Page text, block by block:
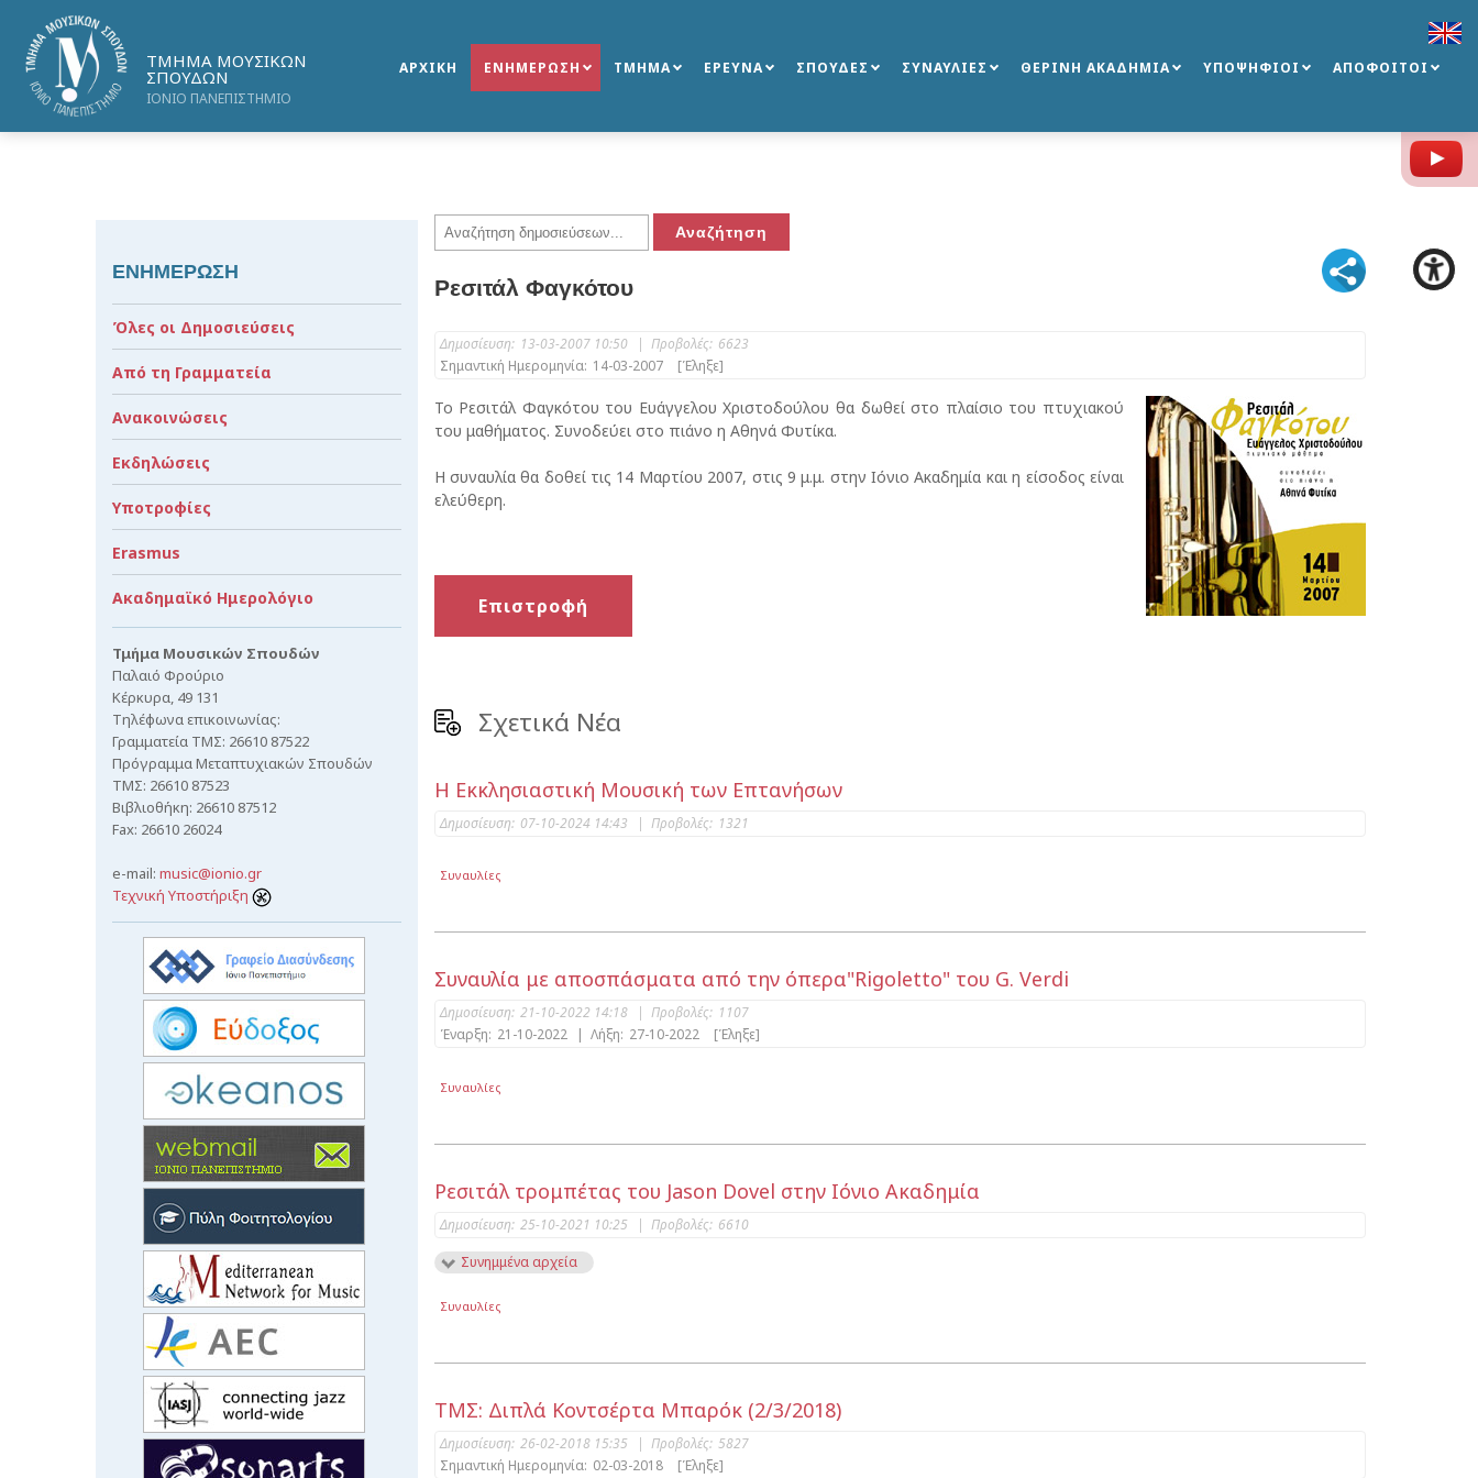
ΤΜΗΜΑ ΜΟΥΣΙΚΩΝ
ΣΠΟΥΔΩΝ
ΙΟΝΙΟ ΠΑΝΕΠΙΣΤΗΜΙΟ
ΑΡΧΙΚΗ ΕΝΗΜΕΡΩΣΗ ΤΜΗΜΑ ΕΡΕΥΝΑ ΣΠΟΥΔΕΣ ΣΥΝΑΥΛΙΕΣ ΘΕΡΙΝΗ ΑΚΑΔΗΜΙΑ ΥΠΟΨΗΦΙΟΙ ΑΠΟΦΟΙΤΟΙ
Ρεσιτάλ Φαγκότου
Δημοσίευση: 13-03-2007 10:50 | Προβολές: 6623
Σημαντική Ημερομηνία: 14-03-2007 [Έληξε]
Το Ρεσιτάλ Φαγκότου του Ευάγγελου Χριστοδούλου θα δωθεί στο πλαίσιο του πτυχιακού
του μαθήματος. Συνοδεύει στο πιάνο η Αθηνά Φυτίκα.
Η συναυλία θα δοθεί τις 14 Μαρτίου 2007, στις 9 μ.μ. στην Ιόνιο Ακαδημία και η είσοδος είναι
ελεύθερη.
Επιστροφή
Σχετικά Νέα
Η Εκκλησιαστική Μουσική των Επτανήσων
Δημοσίευση: 07-10-2024 14:43 | Προβολές: 1321
Συναυλίες
Συναυλία με αποσπάσματα από την όπερα"Rigoletto" του G. Verdi
Δημοσίευση: 21-10-2022 14:18 | Προβολές: 1107
Έναρξη: 21-10-2022 | Λήξη: 27-10-2022 [Έληξε]
Συναυλίες
Ρεσιτάλ τρομπέτας του Jason Dovel στην Ιόνιο Ακαδημία
Δημοσίευση: 25-10-2021 10:25 | Προβολές: 6610
Συνημμένα αρχεία
Συναυλίες
ΤΜΣ: Διπλά Κοντσέρτα Μπαρόκ (2/3/2018)
Δημοσίευση: 26-02-2018 15:35 | Προβολές: 5827
Σημαντική Ημερομηνία: 02-03-2018 [Έληξε]
ΕΝΗΜΕΡΩΣΗ
Όλες οι Δημοσιεύσεις
Από τη Γραμματεία
Ανακοινώσεις
Εκδηλώσεις
Υποτροφίες
Erasmus
Ακαδημαϊκό Ημερολόγιο
Τμήμα Μουσικών Σπουδών
Παλαιό Φρούριο
Κέρκυρα, 49 131
Τηλέφωνα επικοινωνίας:
Γραμματεία ΤΜΣ: 26610 87522
Πρόγραμμα Μεταπτυχιακών Σπουδών
ΤΜΣ: 26610 87523
Βιβλιοθήκη: 26610 87512
Fax: 26610 26024
e-mail: music@ionio.gr
Τεχνική Υποστήριξη